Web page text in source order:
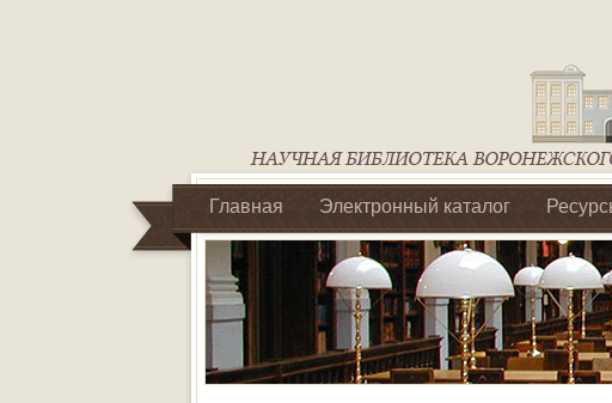
Главная Электронный каталог
Библиотеки регионального отделения